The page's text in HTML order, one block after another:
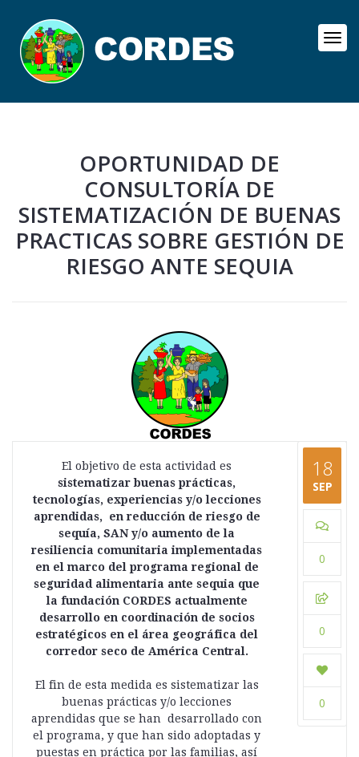
OPORTUNIDAD DE
CONSULTORÍA DE
SISTEMATIZACIÓN DE BUENAS
PRACTICAS SOBRE GESTIÓN DE
RIESGO ANTE SEQUIA
18
SEP
0
0
0
El objetivo de esta actividad es
sistematizarbuenas prácticas,
tecnologías, experiencias y/o lecciones
aprendidas, en reducción de riesgo de
sequía, SAN y/o aumento de la
resiliencia comunitaria implementadas
en el marco del programa regional de
seguridad alimentaria ante sequia que
la fundación CORDES actualmente
desarrollo en coordinación de socios
estratégicos en el área geográfica del
corredor seco de América Central.
El fin de esta medida es sistematizar las
buenas prácticas y/o lecciones
aprendidas que se han desarrollado con
el programa, y que han sido adoptadas y
puestas en práctica por las familias, así